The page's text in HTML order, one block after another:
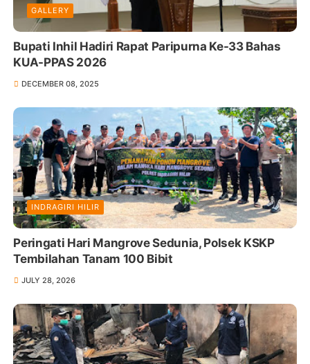
GALLERY
Bupati Inhil Hadiri Rapat Paripurna Ke-33 Bahas
KUA-PPAS 2026
DECEMBER 08, 2025
INDRAGIRI HILIR
Peringati Hari Mangrove Sedunia, Polsek KSKP
Tembilahan Tanam 100 Bibit
JULY 28, 2026